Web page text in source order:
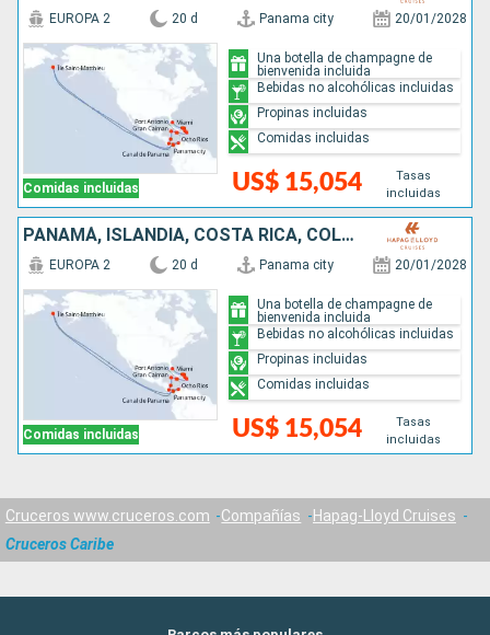
Comidas incluidas
EUROPA 2 20 d Panama city 20/01/2028
US$ 15,054
Tasas
incluidas
Una botella de champagne de
bienvenida incluida
Bebidas no alcohólicas incluidas
Propinas incluidas
Comidas incluidas
PANAMÁ, ISLANDIA, COSTA RICA, COLOMBIA, ISLAS CAIMÁN, JAMAICA, REPÚBLICA DOMINICANA, GRECIA, REINO UNIDO, ESTADOS UNIDOS
Comidas incluidas
EUROPA 2 20 d Panama city 20/01/2028
US$ 15,054
Tasas
incluidas
Una botella de champagne de
bienvenida incluida
Bebidas no alcohólicas incluidas
Propinas incluidas
Comidas incluidas
Cruceros www.cruceros.com Compañías
Hapag-Lloyd Cruises
Cruceros Caribe